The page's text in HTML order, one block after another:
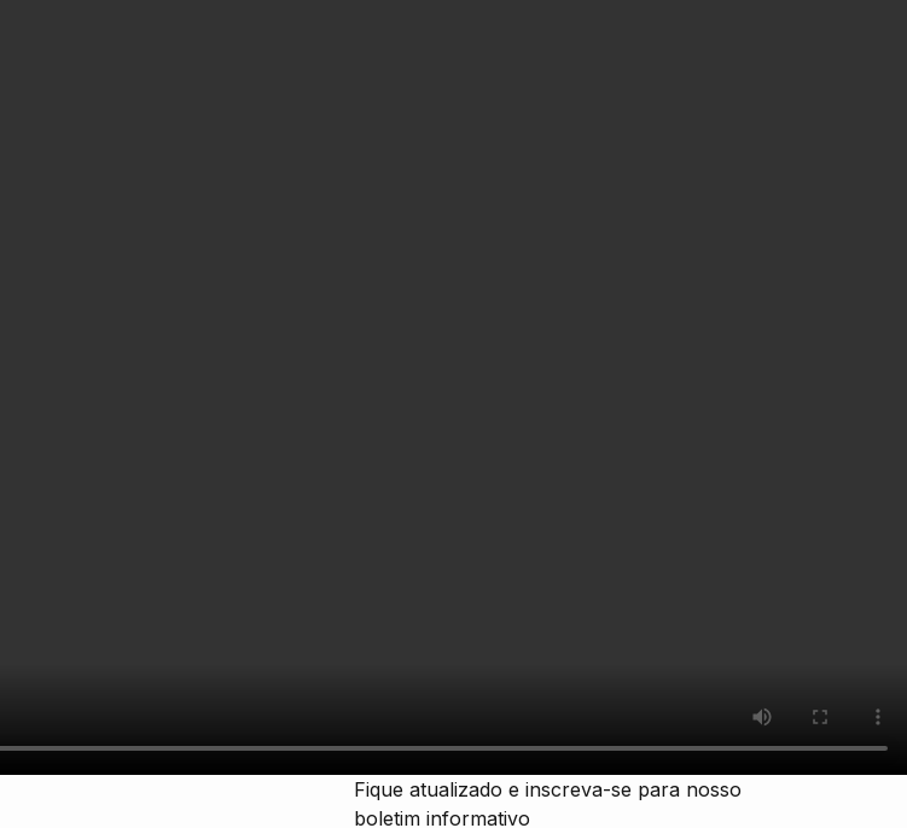
Fique atualizado e inscreva-se para nosso
boletim informativo